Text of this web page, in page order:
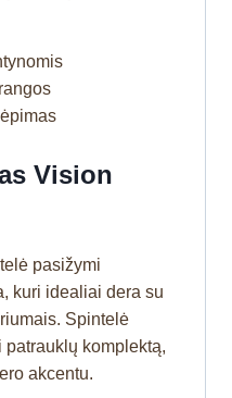
Vision
pasižymi
kuri idealiai dera su
Spintelė
komplektą,
akcentu.